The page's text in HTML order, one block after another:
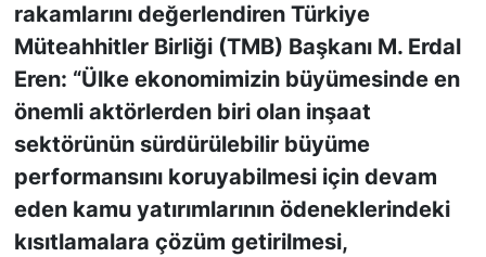
rakamlarını değerlendiren Türkiye
Müteahhitler Birliği (TMB) Başkanı M. Erdal
Eren: “Ülke ekonomimizin büyümesinde en
önemli aktörlerden biri olan inşaat
sektörünün sürdürülebilir büyüme
performansını koruyabilmesi için devam
eden kamu yatırımlarının ödeneklerindeki
kısıtlamalara çözüm getirilmesi,
BİYOGRAFİLER